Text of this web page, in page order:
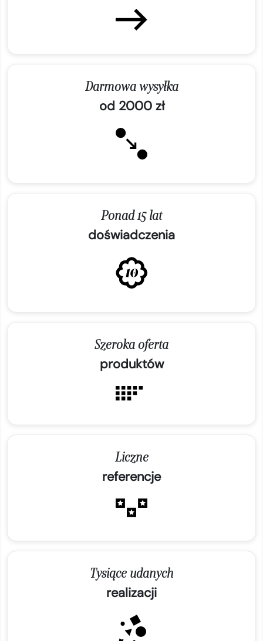
Darmowa wysyłka
od 2000 zł
Ponad 15 lat
doświadczenia
Szeroka oferta
produktów
Liczne
referencje
Tysiące udanych
realizacji